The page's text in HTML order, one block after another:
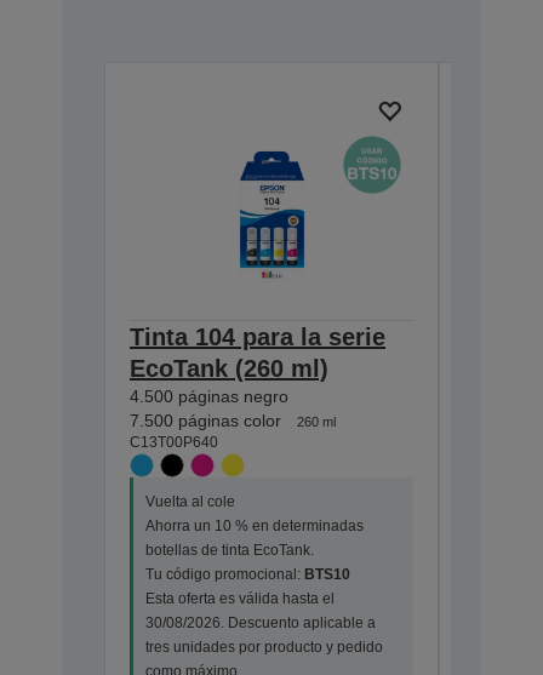
Tinta 104 para la serie
EcoTank (260 ml)
4.500 páginas negro
7.500 páginas color
260 ml
C13T00P640
Vuelta al cole
Ahorra un 10 % en determinadas
botellas de tinta EcoTank.
Tu código promocional: BTS10
Esta oferta es válida hasta el
30/08/2026. Descuento aplicable a
tres unidades por producto y pedido
como máximo.